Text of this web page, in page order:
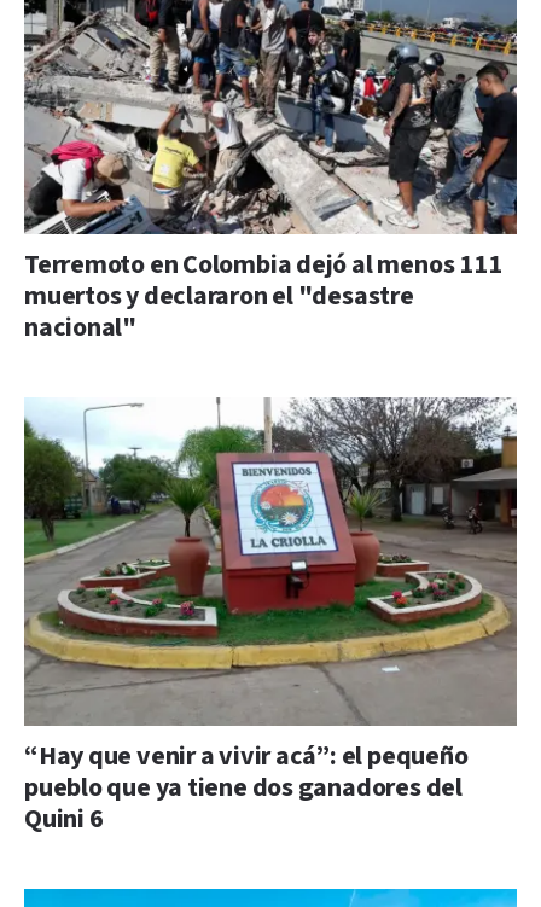
Terremoto en Colombia dejó al menos 111
muertos y declararon el "desastre
nacional"
“Hay que venir a vivir acá”: el pequeño
pueblo que ya tiene dos ganadores del
Quini 6